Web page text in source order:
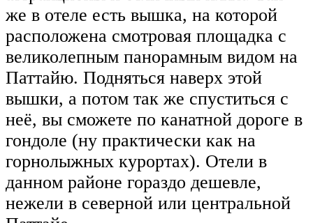
же в отеле есть вышка, на которой
расположена смотровая площадка с
великолепным панорамным видом на
Паттайю. Подняться наверх этой
вышки, а потом так же спуститься с
неё, вы сможете по канатной дороге в
гондоле (ну практически как на
горнолыжных курортах). Отели в
данном районе гораздо дешевле,
нежели в северной или центральной